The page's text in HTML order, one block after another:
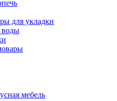
для укладки
воды
мебель